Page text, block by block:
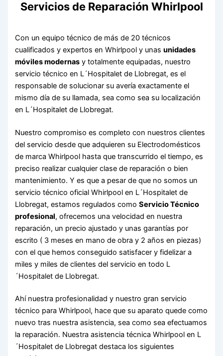
Servicios de Reparación Whirlpool
Con un equipo técnico de más de 20 técnicos
cualificados y expertos en Whirlpool y unasunidades
móviles modernas y totalmente equipadas, nuestro
servicio técnico en L´Hospitalet de Llobregat, es el
responsable de solucionar su avería exactamente el
mismo día de su llamada, sea como sea su localización
en L´Hospitalet de Llobregat.
Nuestro compromiso es completo con nuestros clientes
del servicio desde que adquieren su Electrodomésticos
de marca Whirlpool hasta que transcurrido el tiempo, es
preciso realizar cualquier clase de reparación o bien
mantenimiento. Y es que a pesar de que no somos un
servicio técnico oficial Whirlpool en L´Hospitalet de
Llobregat, estamos regulados comoServicio Técnico
profesional, ofrecemos una velocidad en nuestra
reparación, un precio ajustado y unas garantías por
escrito ( 3 meses en mano de obra y 2 años en piezas)
con el que hemos conseguido satisfacer y fidelizar a
miles y miles de clientes del servicio en todo L
´Hospitalet de Llobregat.
Ahí nuestra profesionalidad y nuestro gran servicio
técnico para Whirlpool, hace que su aparato quede como
nuevo tras nuestra asistencia, sea como sea efectuamos
la reparación. Nuestra asistencia técnica Whirlpool en L
´Hospitalet de Llobregat destaca los siguientes